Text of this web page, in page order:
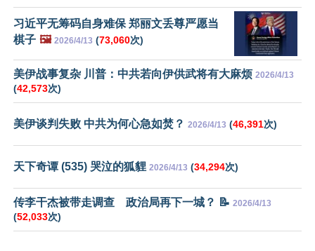
习近平无筹码自身难保 郑丽文丢尊严愿当
棋子 🖼️ 2026/4/13 (73,060次)
美伊战事复杂 川普：中共若向伊供武将有大麻烦 2026/4/13
(42,573次)
美伊谈判失败 中共为何心急如焚？ 2026/4/13 (46,391次)
天下奇谭 (535) 哭泣的狐貍 2026/4/13 (34,294次)
传李干杰被带走调查 政治局再下一城？ 📝 2026/4/13
(52,033次)